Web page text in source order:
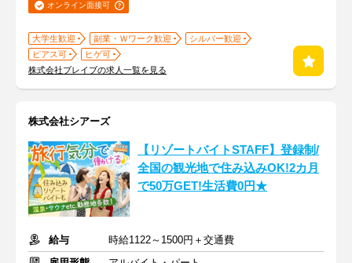
オンライン面接可
大学生歓迎 副業・Ｗワーク歓迎
シルバー歓迎
ピアス可
ヒゲ可
株式会社ブレイブの求人一覧を見る
株式会社シアーズ
【リゾートバイトSTAFF】登録制/
全国の観光地で住み込みOK!2カ月
で50万GET!生活費0円★
給与
時給1122～1500円＋交通費